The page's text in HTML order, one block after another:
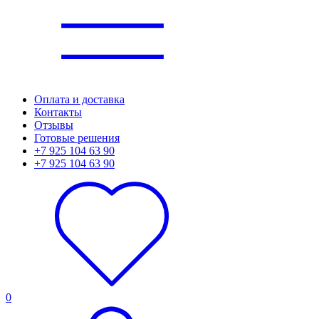
Оплата и доставка
Контакты
Отзывы
Готовые решения
+7 925 104 63 90
+7 925 104 63 90
0